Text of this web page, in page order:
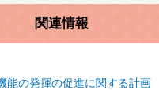
関連情報
能の発揮の促進に関する計画